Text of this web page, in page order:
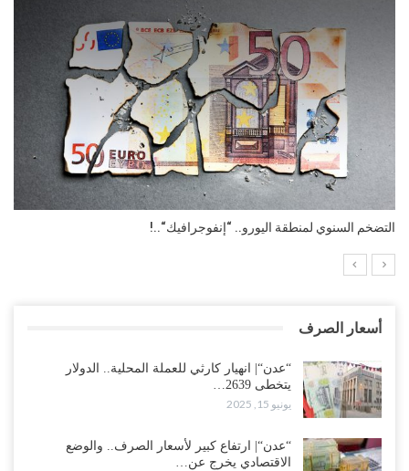
التضخم السنوي لمنطقة اليورو.. “إنفوجرافيك“..!
أسعار الصرف
“عدن“| انهيار كارثي للعملة المحلية.. الدولار
يتخطى 2639…
يونيو 15, 2025
“عدن“| ارتفاع كبير لأسعار الصرف.. والوضع
الاقتصادي يخرج عن…